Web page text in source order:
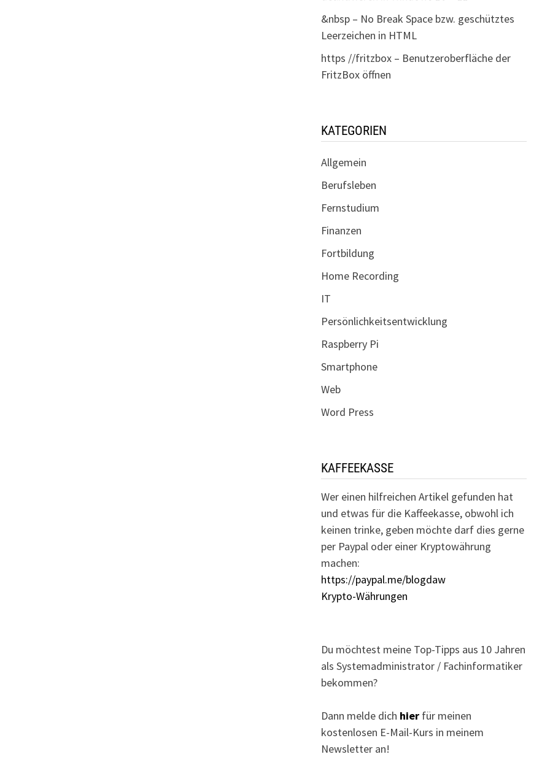
&nbsp – No Break Space bzw. geschütztes
Leerzeichen in HTML
https //fritzbox – Benutzeroberfläche der
FritzBox öffnen
KATEGORIEN
Allgemein
Berufsleben
Fernstudium
Finanzen
Fortbildung
Home Recording
IT
Persönlichkeitsentwicklung
Raspberry Pi
Smartphone
Web
Word Press
KAFFEEKASSE
Wer einen hilfreichen Artikel gefunden hat
und etwas für die Kaffeekasse, obwohl ich
keinen trinke, geben möchte darf dies gerne
per Paypal oder einer Kryptowährung
machen:
https://paypal.me/blogdaw
Krypto-Währungen
Du möchtest meine Top-Tipps aus 10 Jahren
als Systemadministrator / Fachinformatiker
bekommen?
Dann melde dich hierfür meinen
kostenlosen E-Mail-Kurs in meinem
Newsletter an!